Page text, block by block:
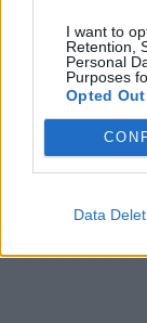
I want to
Retention,
Personal
Purposes
Opted Out
Data